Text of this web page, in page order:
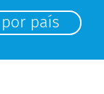
país